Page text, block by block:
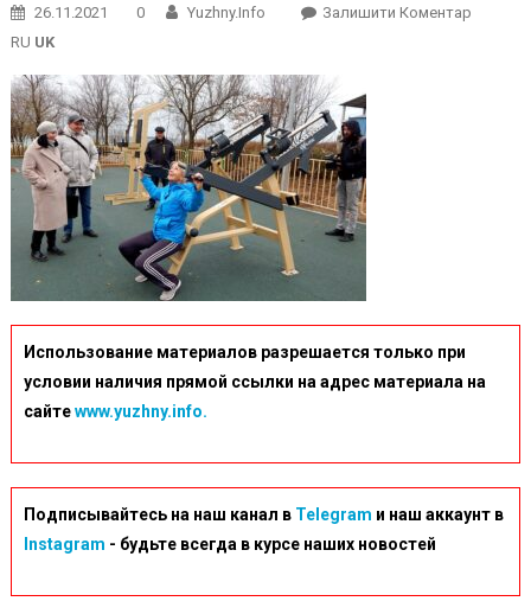
26.11.2021 0 Yuzhny.info Залишити КоментарOn
RU UK
Использование материалов разрешается только при
условии наличия прямой ссылки на адрес материала на
сайтеwww.yuzhny.info.
Подписывайтесь на наш канал в Telegram и наш аккаунт в
Instagram - будьте всегда в курсе наших новостей